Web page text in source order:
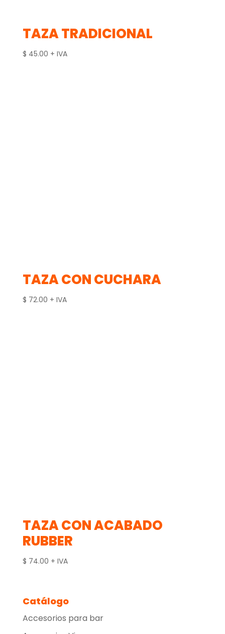
TAZA TRADICIONAL
$ 45.00 + IVA
TAZA CON CUCHARA
$ 72.00 + IVA
TAZA CON ACABADO
RUBBER
$ 74.00 + IVA
Catálogo
Accesorios para bar